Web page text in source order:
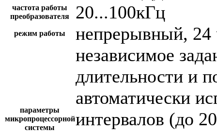
частота работы
преобразователя
20...100кГц
режим работы непрерывный, 24
параметры
микропроцессорной
системы
независимое
длительности и
автоматически
интервалов (до